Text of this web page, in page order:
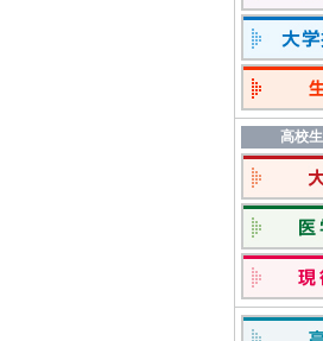
高校